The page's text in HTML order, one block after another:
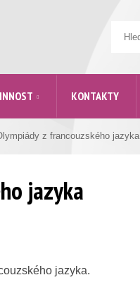
KONTAKTY
z francouzského jazyka
jazyka
jazyka.